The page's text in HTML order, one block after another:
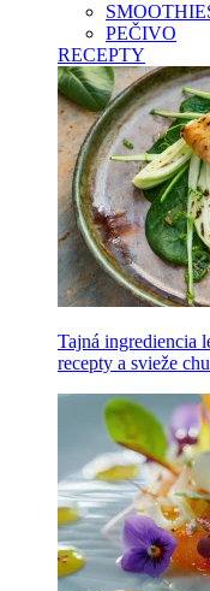
PEČIVO
RECEPTY
Tajná ingrediencia
recepty a svieže